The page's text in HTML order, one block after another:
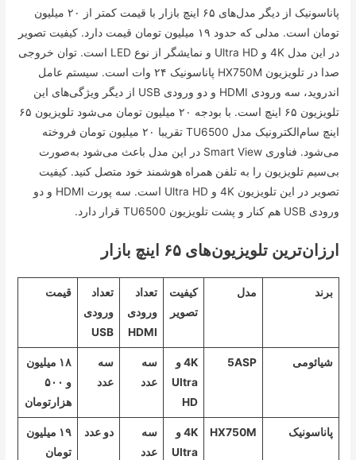
پاناسونیک از دیگر مدل‌های ۶۵ اینچ بازار با قیمت کمتر از ۲۰ میلیون
تومان است. مدلی که حدود ۱۹ میلیون تومان قیمت دارد. کیفیت تصویر
در این مدل 4K و Ultra HD و نمایشگر از نوع LED است. توان خروجی
صدا در تلویزیون HX750M پاناسونیک ۲۴ وات است. سیستم عامل
اندروید، سه ورودی HDMI و دو ورودی USB از دیگر ویژگی‌های این
تلویزیون ۶۵ اینچ است. با بودجه ۲۰ میلیون تومان می‌شود تلویزیون ۶۵
اینچ سام‌الکترونیک مدل TU6500 تقریبا ۲۰ میلیون تومان فروخته
می‌شود. فناوری Smart View در این مدل باعث می‌شود به‌صورت
بی‌سیم تلویزیون را به تلفن همراه هوشمند خود متصل کنید. کیفیت
تصویر در این تلویزیون 4K و Ultra HD است. سه پورت HDMI و دو
ورودی USB هم کنار و پشت تلویزیون TU6500 قرار دارد.
ارزان‌ترین تلویزیون‌های ۶۵ اینچ بازار
برند مدل
کیفیت
تصویر
تعداد
ورودی
HDMI
تعداد
ورودی
USB
قیمت
شیائومی 5ASP
4K و
Ultra
HD
سه
عدد
سه
عدد
۱۸ میلیون
و ۵۰۰
هزارتومان
پاناسونیک HX750M
4K و
Ultra
سه
عدد
دو عدد
۱۹ میلیون
تومان